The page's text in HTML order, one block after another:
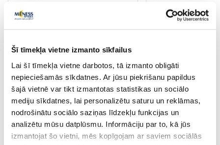
Šī tīmekļa vietne izmanto sīkfailus
Lai šī tīmekļa vietne darbotos, tā izmanto obligāti
nepieciešamās sīkdatnes. Ar jūsu piekrišanu papildus
šajā vietnē var tikt izmantotas statistikas un sociālo
mediju sīkdatnes, lai personalizētu saturu un reklāmas,
nodrošinātu sociālo saziņas līdzekļu funkcijas un
analizētu mūsu datplūsmu. Informāciju par to, kā jūs
izmantojat šo vietni, mēs kopīgojam ar saviem sociālās
Pirkt
Page 1 of 10
Saules aizsardzībai vasarā ☀️
Vairāk...